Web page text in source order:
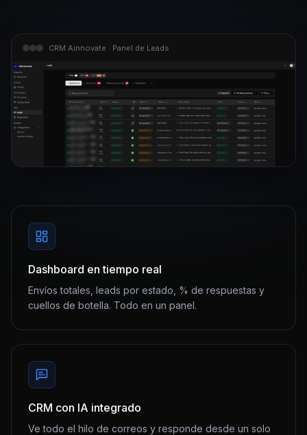
CRM Ainnovate · Panel de Leads
Dashboard en tiempo real
Envíos totales, leads por estado, % de respuestas y
cuellos de botella. Todo en un panel.
CRM con IA integrado
Ve todo el hilo de correos y responde desde un solo